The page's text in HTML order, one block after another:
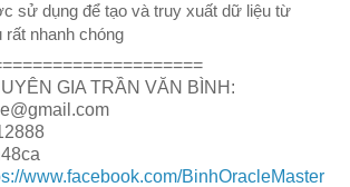
sử dụng để tạo và truy xuất dữ liệu từ
nhanh chóng
GIA TRẦN VĂN BÌNH:
www.facebook.com/BinhOracleMaster